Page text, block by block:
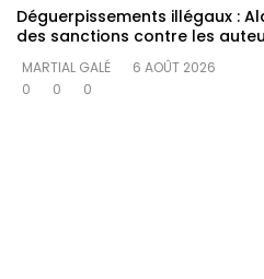
Déguerpissements illégaux :
des sanctions contre les
MARTIAL GALÉ
6 AOÛT 2026
0
0 0